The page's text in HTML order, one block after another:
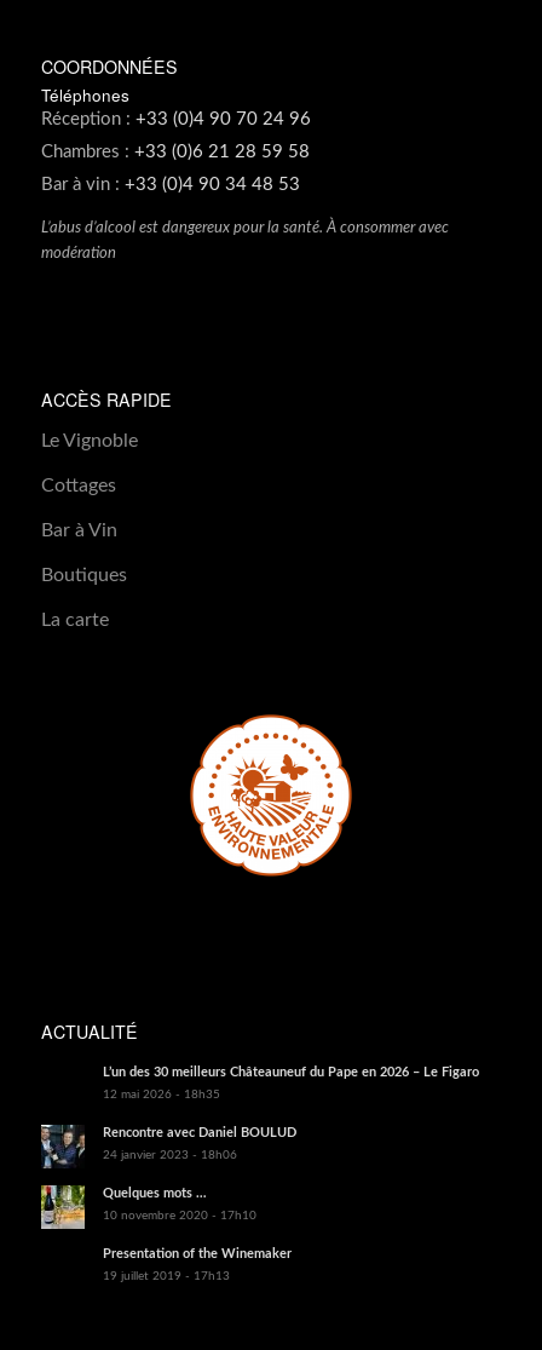
COORDONNÉES
Téléphones
Réception : +33 (0)4 90 70 24 96
Chambres : +33 (0)6 21 28 59 58
Bar à vin : +33 (0)4 90 34 48 53
L’abus d’alcool est dangereux pour la santé. À consommer avec
modération
ACCÈS RAPIDE
Le Vignoble
Cottages
Bar à Vin
Boutiques
La carte
ACTUALITÉ
L’un des 30 meilleurs Châteauneuf du Pape en 2026 – Le Figaro
12 mai 2026 - 18h35
Rencontre avec Daniel BOULUD
24 janvier 2023 - 18h06
Quelques mots …
10 novembre 2020 - 17h10
Presentation of the Winemaker
19 juillet 2019 - 17h13